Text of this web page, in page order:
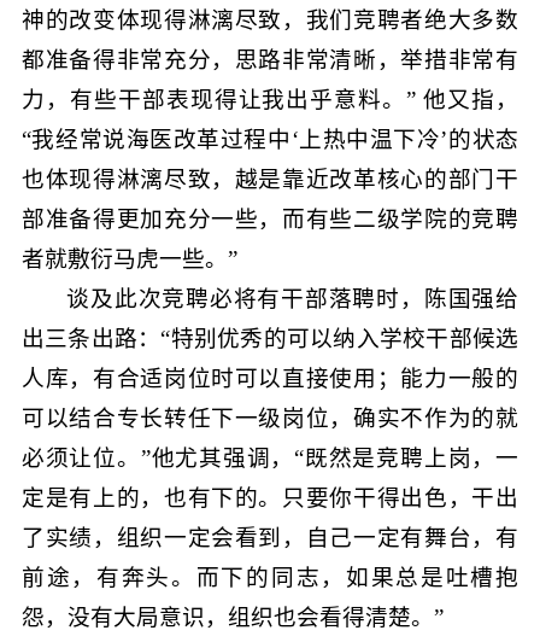
神的改变体现得淋漓尽致，我们竞聘者绝大多数
都准备得非常充分，思路非常清晰，举措非常有
力，有些干部表现得让我出乎意料。” 他又指，
“我经常说海医改革过程中‘上热中温下冷’的状态
也体现得淋漓尽致，越是靠近改革核心的部门干
部准备得更加充分一些，而有些二级学院的竞聘
者就敷衍马虎一些。”
谈及此次竞聘必将有干部落聘时，陈国强给
出三条出路：“特别优秀的可以纳入学校干部候选
人库，有合适岗位时可以直接使用；能力一般的
可以结合专长转任下一级岗位，确实不作为的就
必须让位。”他尤其强调，“既然是竞聘上岗，一
定是有上的，也有下的。只要你干得出色，干出
了实绩，组织一定会看到，自己一定有舞台，有
前途，有奔头。而下的同志，如果总是吐槽抱
怨，没有大局意识，组织也会看得清楚。”